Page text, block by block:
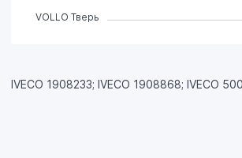
IVECO 1908233; IVECO 1908868; IVECO
VOLLO Тверь